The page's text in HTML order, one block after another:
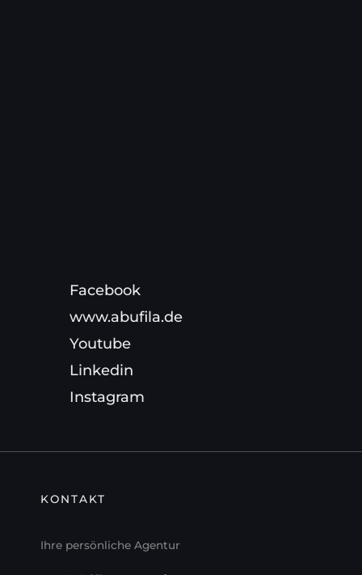
Facebook
www.abufila.de
Youtube
Linkedin
Instagram
KONTAKT
Ihre persönliche Agentur